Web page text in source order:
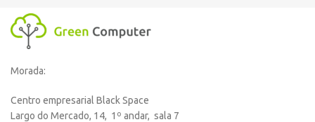
Morada:
Centro empresarial Black Space
Largo do Mercado, 14, 1º andar, sala 7